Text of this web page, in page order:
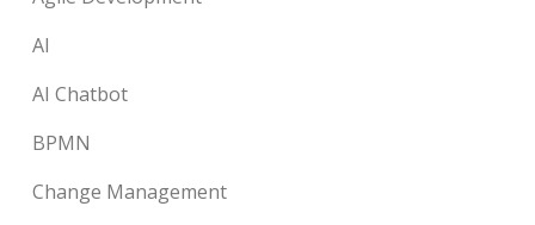
AI
AI Chatbot
BPMN
Change Management